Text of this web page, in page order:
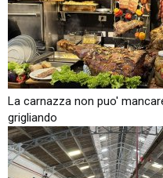
La carnazza non puo'
grigliando